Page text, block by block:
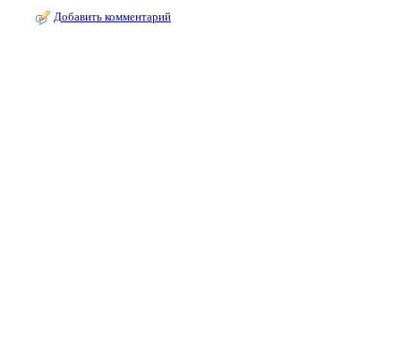
Добавить комментарий